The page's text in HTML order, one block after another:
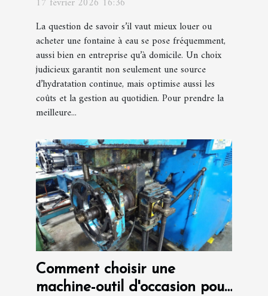
La question de savoir s’il vaut mieux louer ou
acheter une fontaine à eau se pose fréquemment,
aussi bien en entreprise qu’à domicile. Un choix
judicieux garantit non seulement une source
d’hydratation continue, mais optimise aussi les
coûts et la gestion au quotidien. Pour prendre la
meilleure...
Comment choisir une
machine-outil d'occasion pour